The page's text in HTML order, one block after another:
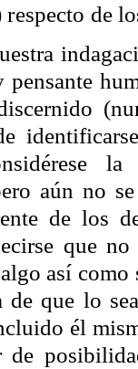
de
pensante
aún no
de los
que
así
de que lo
él
de